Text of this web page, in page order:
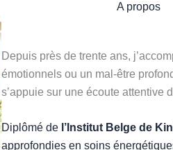
A propos
Depuis près de trente ans,
émotionnels ou un mal-être
s’appuie sur une écoute attentive
Diplômé de l’Institut Belge de
approfondies en soins